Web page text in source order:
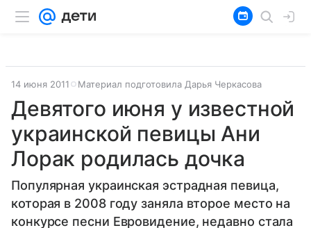
14 июня 2011 Материал подготовила Дарья Черкасова
Девятого июня у известной
украинской певицы Ани
Лорак родилась дочка
Популярная украинская эстрадная певица,
которая в 2008 году заняла второе место на
конкурсе песни Евровидение, недавно стала